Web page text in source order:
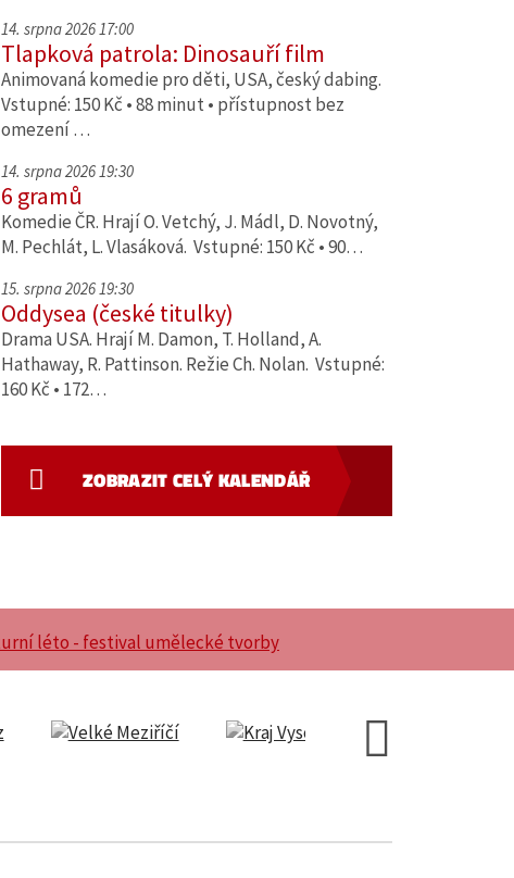
14. srpna 2026 17:00
Tlapková patrola: Dinosauří film
Animovaná komedie pro děti, USA, český dabing.
Vstupné: 150 Kč • 88 minut • přístupnost bez
omezení …
14. srpna 2026 19:30
6 gramů
Komedie ČR. Hrají O. Vetchý, J. Mádl, D. Novotný,
M. Pechlát, L. Vlasáková. Vstupné: 150 Kč • 90…
15. srpna 2026 19:30
Oddysea (české titulky)
Drama USA. Hrají M. Damon, T. Holland, A.
Hathaway, R. Pattinson. Režie Ch. Nolan. Vstupné:
160 Kč • 172…
ZOBRAZIT CELÝ KALENDÁŘ